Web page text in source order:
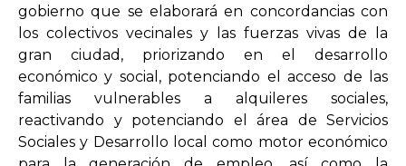
gobierno que se elaborará en concordancias con
los colectivos vecinales y las fuerzas vivas de la
gran ciudad, priorizando en el desarrollo
económico y social, potenciando el acceso de las
familias vulnerables a alquileres sociales,
reactivando y potenciando el área de Servicios
Sociales y Desarrollo local como motor económico